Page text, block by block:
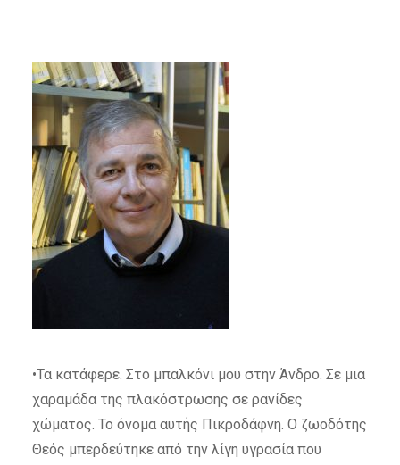
•Τα κατάφερε. Στο μπαλκόνι μου στην Άνδρο. Σε μια
χαραμάδα της πλακόστρωσης σε ρανίδες
χώματος. Το όνομα αυτής Πικροδάφνη. Ο ζωοδότης
Θεός μπερδεύτηκε από την λίγη υγρασία που